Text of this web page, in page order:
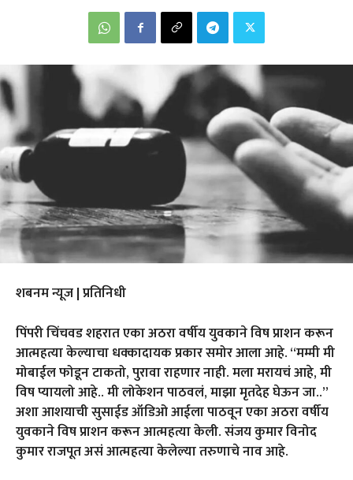
शबनम न्यूज | प्रतिनिधी
पिंपरी चिंचवड शहरात एका अठरा वर्षीय युवकाने विष प्राशन करून
आत्महत्या केल्याचा धक्कादायक प्रकार समोर आला आहे. “मम्मी मी
मोबाईल फोडून टाकतो, पुरावा राहणार नाही. मला मरायचं आहे, मी
विष प्यायलो आहे.. मी लोकेशन पाठवलं, माझा मृतदेह घेऊन जा..”
अशा आशयाची सुसाईड ऑडिओ आईला पाठवून एका अठरा वर्षीय
युवकाने विष प्राशन करून आत्महत्या केली. संजय कुमार विनोद
कुमार राजपूत असं आत्महत्या केलेल्या तरुणाचे नाव आहे.